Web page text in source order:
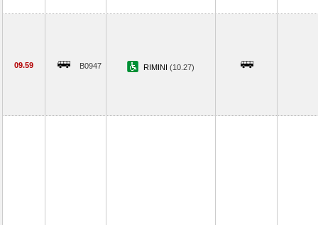
09.59 B0947 RIMINI (10.27)